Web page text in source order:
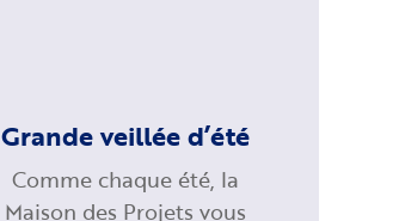
Grande veillée d’été
Comme chaque été, la
Maison des Projets vous